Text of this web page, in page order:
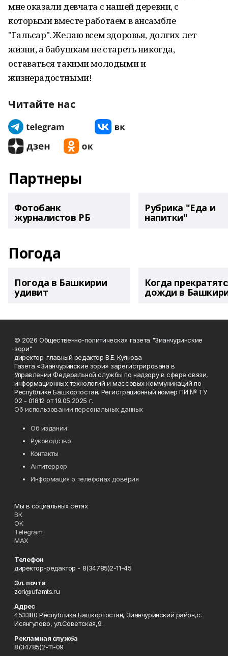
мне оказали девчата с нашей деревни, с
которыми вместе работаем в ансамбле
"Гальсар". Желаю всем здоровья, долгих лет
жизни, а бабушкам не стареть никогда,
оставаться такими молодыми и
жизнерадостными!
Читайте нас
Партнеры
Фотобанк
журналистов РБ
Рубрика "Еда и
напитки"
Погода
Погода в Башкирии
удивит
Когда
дожди в
© 2026 Общественно-политическая газета "Зианчуринские
зори"
директор-главный редактор В.Е. Куянова
Газета «Зианчуринские зори» зарегистрирована в
Управлении Федеральной службы по надзору в сфере связи,
информационных технологий и массовых коммуникаций по
Республике Башкортостан. Регистрационный номер ПИ № ТУ
02 - 01812 от 19.05.2025 г.
Об использовании персональных данных
Об издании
Руководство
Контакты
Антитеррор
Информация о телефонах доверия
Мы в социальных сетях
ВК
ОК
Telegram
MAX
Телефон
директор-редактор - 8(34785)2-11-45
Эл. почта
zori@ufamts.ru
Адрес
453380 Республика Башкортостан, Зианчуринский район,с.
Исянгулово, ул.Советская,9.
Рекламная служба
8(34785)2-11-09